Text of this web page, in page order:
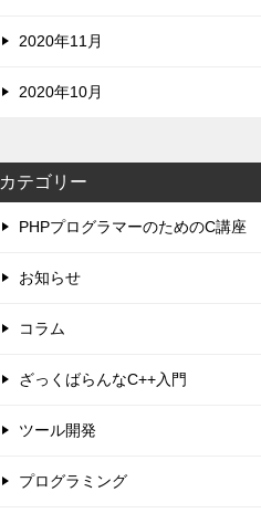
2020年11月
2020年10月
カテゴリー
PHPプログラマーのためのC講座
お知らせ
コラム
ざっくばらんなC++入門
ツール開発
プログラミング